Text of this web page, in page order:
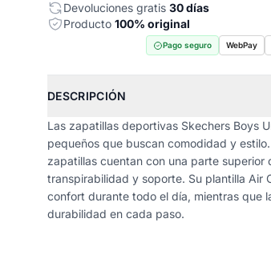
Devoluciones gratis 30 días
Producto 100% original
Pago seguro WebPay
DESCRIPCIÓN
Las zapatillas deportivas Skechers Boys
pequeños que buscan comodidad y
zapatillas cuentan con una parte
transpirabilidad y soporte. Su plantilla Air
confort durante todo el día, mientras que
durabilidad en cada paso.